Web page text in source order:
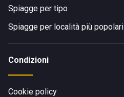
Spiagge per tipo
Spiagge per località più popolari
Condizioni
Cookie policy